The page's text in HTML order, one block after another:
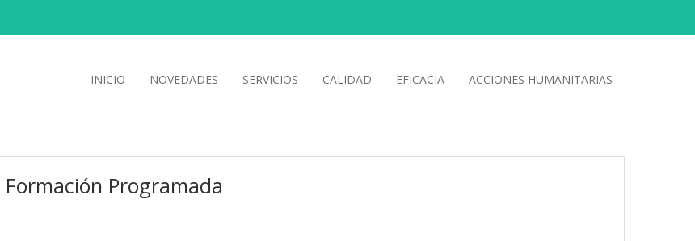
INICIO NOVEDADES SERVICIOS CALIDAD EFICACIA ACCIONES HUMANITARIAS
Formación Programada